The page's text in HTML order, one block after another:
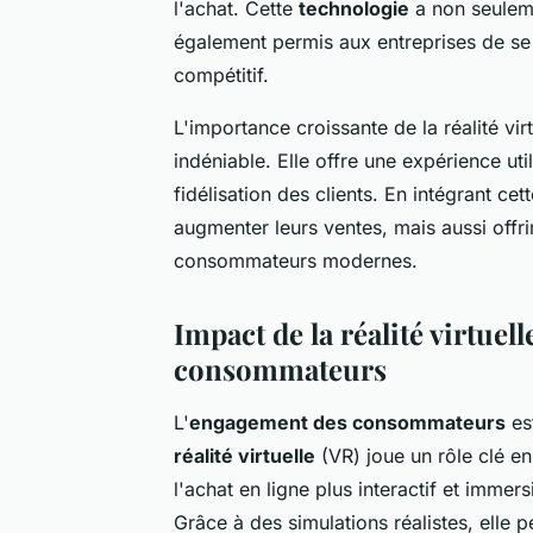
l'achat. Cette technologie a non
également permis aux entreprises de
compétitif.
L'importance croissante de la réalité
indéniable. Elle offre une expérience
fidélisation des clients. En intégrant
augmenter leurs ventes, mais aussi
consommateurs modernes.
Impact de la réalité
consommateurs
L'engagement des consommateurs
réalité virtuelle (VR) joue un rôle clé
l'achat en ligne plus interactif et
Grâce à des simulations réalistes, elle